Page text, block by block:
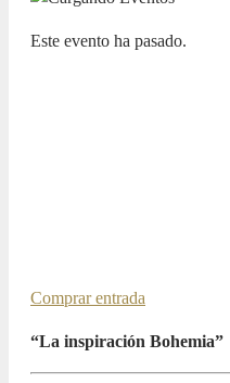
Este evento ha pasado.
Comprar entrada
“La inspiración Bohemia”